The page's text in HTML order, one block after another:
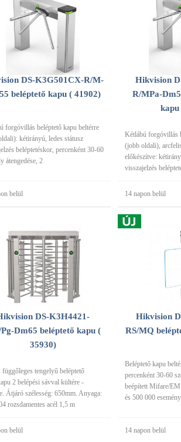
DS-K3G501CX-R/M-
beléptető kapu ( 41902)
forgóvillás beléptető kapu beltérre
kétirányú, ledes státusz
beléptetéskor, percenként 30-60
átengedése, 2
belül
Hikvision
R/MPa-
kapu
Kétlábú forgóvillás
(jobb oldali),
előkészítve:
visszajelzés
14 napon belül
DS-K3H4421-
Pg-Dm65 beléptető kapu (
35930)
függőleges tengelyű beléptető
2 belépési sávval kültére -
Átjáró szélesség: 650mm. Anyaga:
rozsdamentes acél 1,5 m
belül
Hikvision
RS/MQ
Beléptető kapu
percenként 30-60
beépített Mifare/
és 500 000
14 napon belül